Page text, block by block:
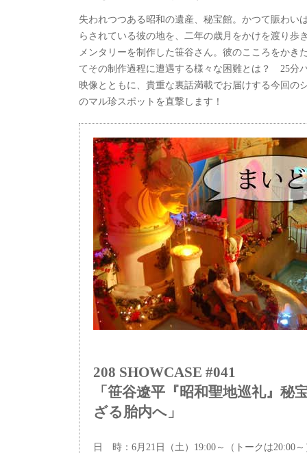
失われつつある昭和の遺産、秘宝館。かつて賑わい
らされている彼の地を、二年の歳月をかけを渡り歩
メンタリーを制作した笹谷さん。彼のこころをか
てその制作過程に遭遇する様々な困難とは？ 25分
映像とともに、貴重な裏話満載でお届けする今回の
のマル珍スポットを直撃します！
208 SHOWCASE #041
「笹谷遼平『昭和聖地巡礼』秘
ざる胎内へ」
日 時：6月21日（土）19:00～（トークは20:00～